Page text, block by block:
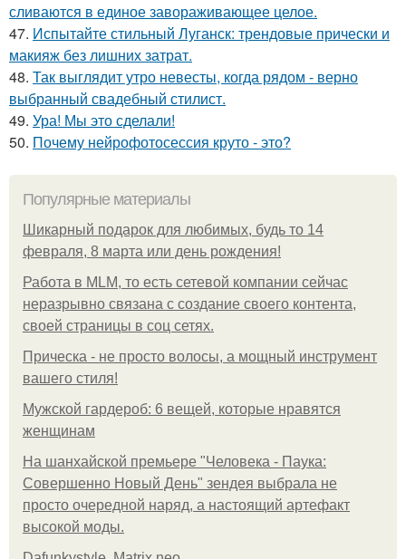
сливаются в единое завораживающее целое.
47. Испытайте стильный Луганск: трендовые прически и
макияж без лишних затрат.
48. Так выглядит утро невесты, когда рядом - верно
выбранный свадебный стилист.
49. Ура! Мы это сделали!
50. Почему нейрофотосессия круто - это?
Популярные материалы
Шикарный подарок для любимых, будь то 14
февраля, 8 марта или день рождения!
Работа в MLM, то есть сетевой компании сейчас
неразрывно связана с создание своего контента,
своей страницы в соц сетях.
Прическа - не просто волосы, а мощный инструмент
вашего стиля!
Мужской гардероб: 6 вещей, которые нравятся
женщинам
На шанхайской премьере "Человека - Паука:
Совершенно Новый День" зендея выбрала не
просто очередной наряд, а настоящий артефакт
высокой моды.